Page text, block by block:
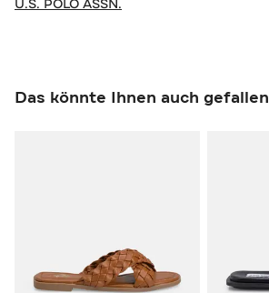
U.S. POLO ASSN.
Das könnte Ihnen auch gefallen